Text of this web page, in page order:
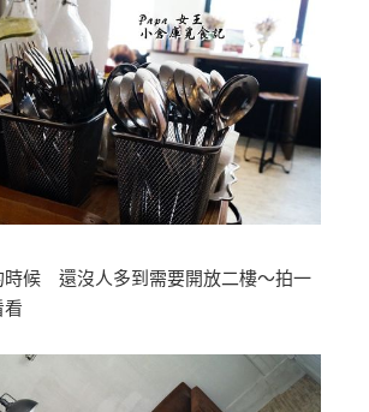
候 還沒人多到需要開放二樓～拍一
看